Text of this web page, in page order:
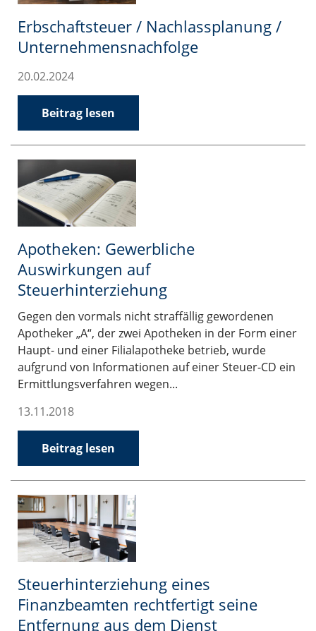
Erbschaftsteuer / Nachlassplanung /
Unternehmensnachfolge
20.02.2024
Beitrag lesen
Apotheken: Gewerbliche
Auswirkungen auf
Steuerhinterziehung
Gegen den vormals nicht straffällig gewordenen
Apotheker „A“, der zwei Apotheken in der Form einer
Haupt- und einer Filialapotheke betrieb, wurde
aufgrund von Informationen auf einer Steuer-CD ein
Ermittlungsverfahren wegen...
13.11.2018
Beitrag lesen
Steuerhinterziehung eines
Finanzbeamten rechtfertigt seine
Entfernung aus dem Dienst